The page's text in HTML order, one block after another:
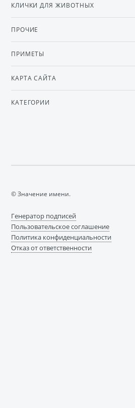
КЛИЧКИ ДЛЯ ЖИВОТНЫХ
ПРОЧИЕ
ПРИМЕТЫ
КАРТА САЙТА
КАТЕГОРИИ
© Значение имени.
Генератор подписей
Пользовательское соглашение
Политика конфиденциальности
Отказ от ответственности